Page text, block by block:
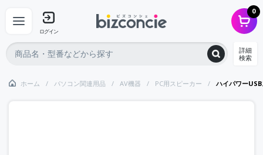
ログイン
0
詳細
検索
ホーム パソコン関連用品 AV機器 PC用スピーカー ハイパワー